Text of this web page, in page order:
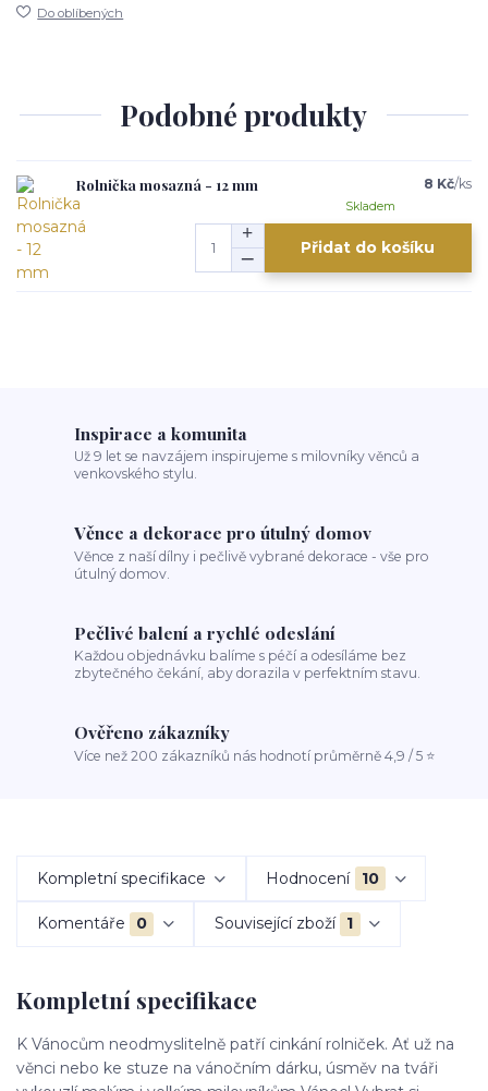
Do oblíbených
Podobné produkty
Rolnička mosazná - 12 mm 8 Kč/ks
Skladem
Přidat do košíku
Inspirace a komunita
Už 9 let se navzájem inspirujeme s milovníky věnců a
venkovského stylu.
Věnce a dekorace pro útulný domov
Věnce z naší dílny i pečlivě vybrané dekorace - vše pro
útulný domov.
Pečlivé balení a rychlé odeslání
Každou objednávku balíme s péčí a odesíláme bez
zbytečného čekání, aby dorazila v perfektním stavu.
Ověřeno zákazníky
Více než 200 zákazníků nás hodnotí průměrně 4,9 / 5 ⭐
Kompletní specifikace Hodnocení 10
Komentáře 0 Související zboží 1
Kompletní specifikace
K Vánocům neodmyslitelně patří cinkání rolniček. Ať už na
věnci nebo ke stuze na vánočním dárku, úsměv na tváři